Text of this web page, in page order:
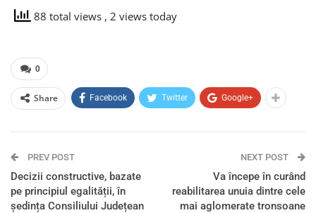
88 total views , 2 views today
0
Share Facebook Twitter Google+
PREV POST
Decizii constructive, bazate
pe principiul egalității, în
ședința Consiliului Județean
NEXT POST
Va începe în curând
reabilitarea unuia dintre cele
mai aglomerate tronsoane